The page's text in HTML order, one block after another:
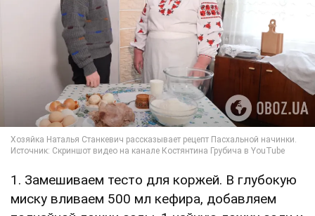
1. Замешиваем тесто для коржей. В глубокую
миску вливаем 500 мл кефира, добавляем